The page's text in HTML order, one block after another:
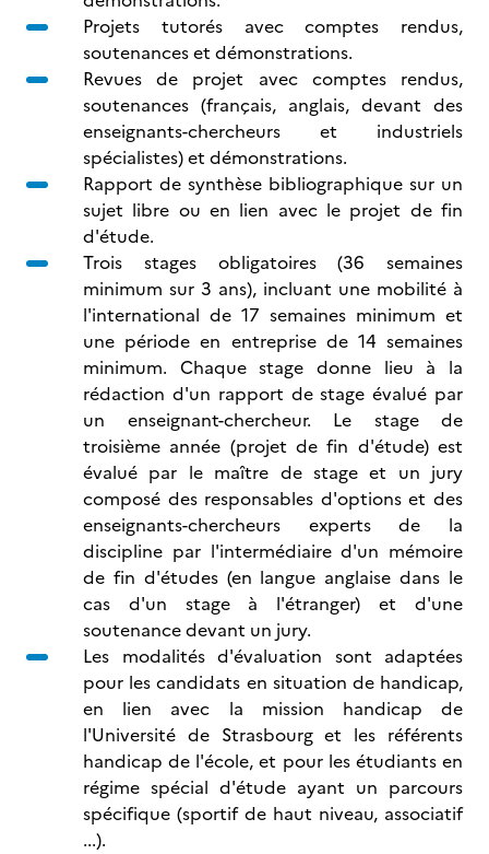
Projets tutorés avec comptes rendus,
soutenances et démonstrations.
Revues de projet avec comptes rendus,
soutenances (français, anglais, devant des
enseignants-chercheurs et industriels
spécialistes) et démonstrations.
Rapport de synthèse bibliographique sur un
sujet libre ou en lien avec le projet de fin
d'étude.
Trois stages obligatoires (36 semaines
minimum sur 3 ans), incluant une mobilité à
l'international de 17 semaines minimum et
une période en entreprise de 14 semaines
minimum. Chaque stage donne lieu à la
rédaction d'un rapport de stage évalué par
un enseignant-chercheur. Le stage de
troisième année (projet de fin d'étude) est
évalué par le maître de stage et un jury
composé des responsables d'options et des
enseignants-chercheurs experts de la
discipline par l'intermédiaire d'un mémoire
de fin d'études (en langue anglaise dans le
cas d'un stage à l'étranger) et d'une
soutenance devant un jury.
Les modalités d'évaluation sont adaptées
pour les candidats en situation de handicap,
en lien avec la mission handicap de
l'Université de Strasbourg et les référents
handicap de l'école, et pour les étudiants en
régime spécial d'étude ayant un parcours
spécifique (sportif de haut niveau, associatif
...).